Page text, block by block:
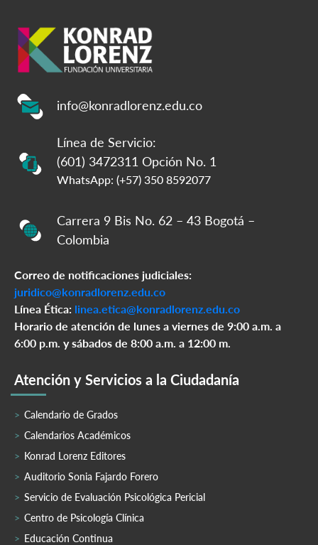
info@konradlorenz.edu.co
Línea de Servicio:
(601) 3472311 Opción No. 1
WhatsApp: (+57) 350 8592077
Carrera 9 Bis No. 62 – 43 Bogotá –
Colombia
Correo de notificaciones judiciales:
juridico@konradlorenz.edu.co
Línea Ética: linea.etica@konradlorenz.edu.co
Horario de atención de lunes a viernes de 9:00 a.m. a
6:00 p.m. y sábados de 8:00 a.m. a 12:00 m.
Atención y Servicios a la Ciudadanía
Calendario de Grados
Calendarios Académicos
Konrad Lorenz Editores
Auditorio Sonia Fajardo Forero
Servicio de Evaluación Psicológica Pericial
Centro de Psicología Clínica
Educación Continua